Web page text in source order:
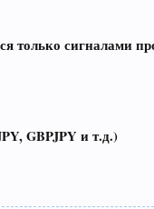
только сигналами
GBPJPY и т.д.)